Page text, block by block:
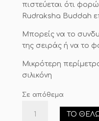
πιστεύεται ότι
Rudraksha Buddah
Μπορείς να το
της σειράς ή να το
Μικρότερη
σιλικόνη
Σε απόθεμα
Βραχιόλι
ΤΟ